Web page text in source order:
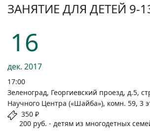
ЗАНЯТИЕ ДЛЯ ДЕТЕЙ 9-
16
дек. 2017
17:00
Зеленоград, Георгиевский проезд, д.5,
Научного Центра («Шайба»), комн. 59, 3
350 ₽
200 руб. - детям из многодетных